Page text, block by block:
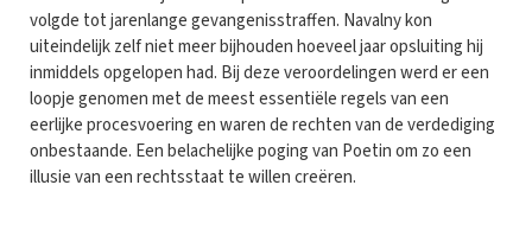
volgde tot jarenlange gevangenisstraffen. Navalny kon
uiteindelijk zelf niet meer bijhouden hoeveel jaar opsluiting hij
inmiddels opgelopen had. Bij deze veroordelingen werd er een
loopje genomen met de meest essentiële regels van een
eerlijke procesvoering en waren de rechten van de verdediging
onbestaande. Een belachelijke poging van Poetin om zo een
illusie van een rechtsstaat te willen creëren.